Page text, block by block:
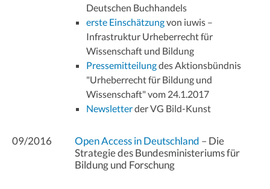
Deutschen Buchhandels
erste Einschätzungvon iuwis –
Infrastruktur Urheberrecht für
Wissenschaft und Bildung
Pressemitteilungdes Aktionsbündnis
"Urheberrecht für Bildung und
Wissenschaft" vom 24.1.2017
Newsletterder VG Bild-Kunst
09/2016 Open Access in Deutschland – Die
Strategie des Bundesministeriums für
Bildung und Forschung